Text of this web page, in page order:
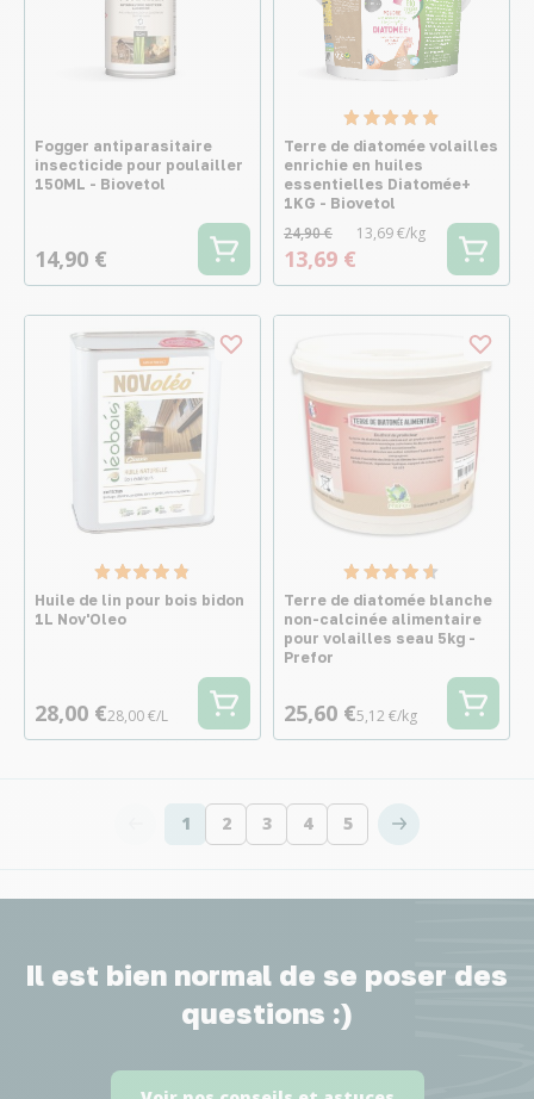
Fogger antiparasitaire
insecticide pour poulailler
150ML - Biovetol
14,90 €
Terre de diatomée volailles
enrichie en huiles
essentielles Diatomée+
1KG - Biovetol
24,90 €
13,69 €
13,69 €/kg
Huile de lin pour bois bidon
1L Nov'Oleo
28,00 €28,00 €/L
Terre de diatomée blanche
non-calcinée alimentaire
pour volailles seau 5kg -
Prefor
25,60 €5,12 €/kg
Vous lisez actuellement la page
1 Page
2 Page
3 Page
4 Page
5
Il est bien normal de se poser des
questions :)